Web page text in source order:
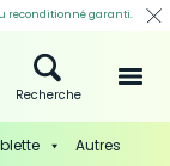
reconditionné garanti.
Recherche
Autres